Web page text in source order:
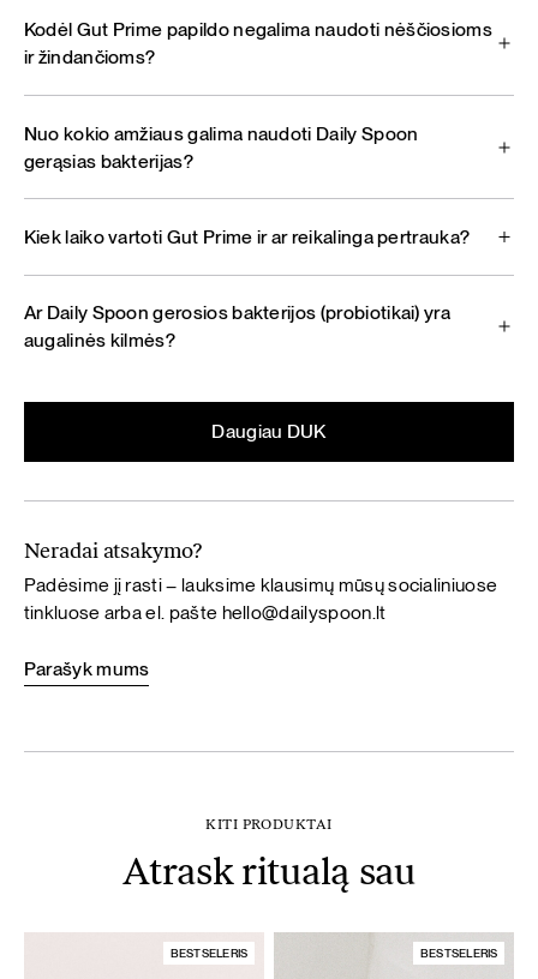
Kodėl Gut Prime papildo negalima naudoti nėščiosioms
ir žindančioms?
Nuo kokio amžiaus galima naudoti Daily Spoon
gerąsias bakterijas?
Kiek laiko vartoti Gut Prime ir ar reikalinga pertrauka?
Ar Daily Spoon gerosios bakterijos (probiotikai) yra
augalinės kilmės?
Daugiau DUK
Neradai atsakymo?
Padėsime jį rasti – lauksime klausimų mūsų socialiniuose
tinkluose arba el. pašte hello@dailyspoon.lt
Parašyk mums
KITI PRODUKTAI
Atrask ritualą sau
BESTSELERIS BESTSELERIS